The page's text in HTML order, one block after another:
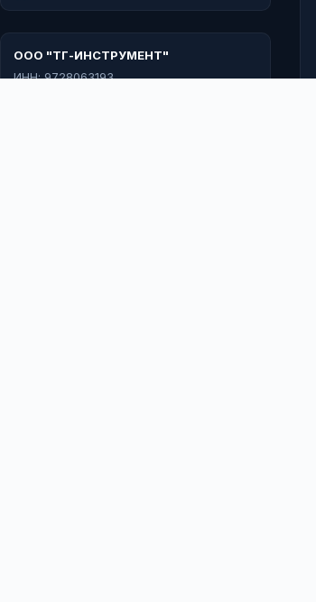
ООО "ТГ-ИНСТРУМЕНТ"
ИНН: 9728063193